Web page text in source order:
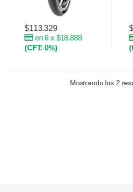
$113.329
en 6 x $18.888
(CFT: 0%)
$
Mostrando los 2